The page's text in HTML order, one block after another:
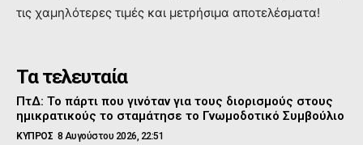
τις χαμηλότερες τιμές και μετρήσιμα αποτελέσματα!
Τα τελευταία
ΠτΔ: Το πάρτι που γινόταν για τους διορισμούς στους
ημικρατικούς το σταμάτησε το Γνωμοδοτικό Συμβούλιο
ΚΥΠΡΟΣ 8 Αυγούστου 2026, 22:51